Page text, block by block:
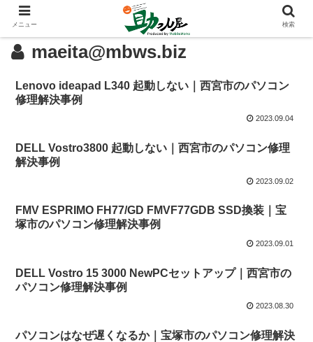
maeita@mbws.biz
Lenovo ideapad L340 起動しない｜西宮市のパソコン
修理解決事例
2023.09.04
DELL Vostro3800 起動しない｜西宮市のパソコン修理
解決事例
2023.09.02
FMV ESPRIMO FH77/GD FMVF77GDB SSD換装｜宝
塚市のパソコン修理解決事例
2023.09.01
DELL Vostro 15 3000 NewPCセットアップ｜西宮市の
パソコン修理解決事例
2023.08.30
パソコンはなぜ遅くなるか｜宝塚市のパソコン修理解決
メニュー 検索